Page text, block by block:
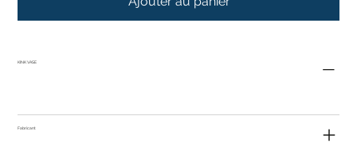
KINK VASE
Fabricant